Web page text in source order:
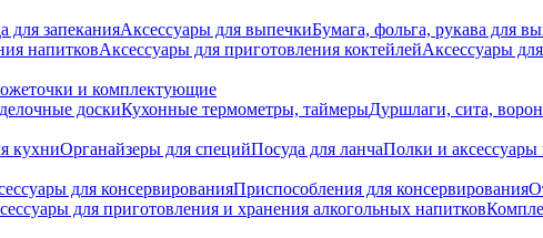
для запеканияАксессуары для выпечкиБумага, фольга, рукава для
напитковАксессуары для приготовления коктейлейАксессуары
и комплектующие
доскиКухонные термометры, таймерыДуршлаги, сита,
кухниОрганайзеры для специйПосуда для ланчаПолки и аксессуары
для консервированияПриспособления для консервирования
для приготовления и хранения алкогольных напитков